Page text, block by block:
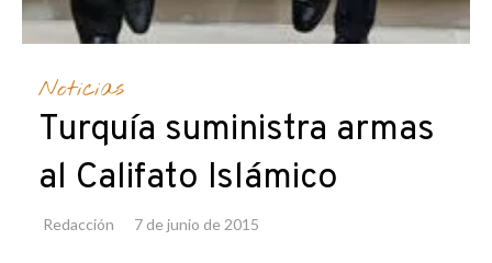
Noticias
Turquía suministra armas
al Califato Islámico
Redacción 7 de junio de 2015